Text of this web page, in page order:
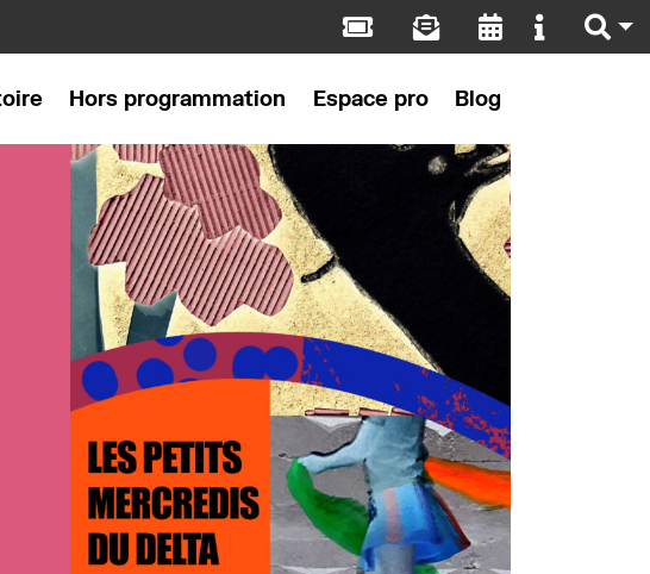
Hors programmation Espace pro Blog